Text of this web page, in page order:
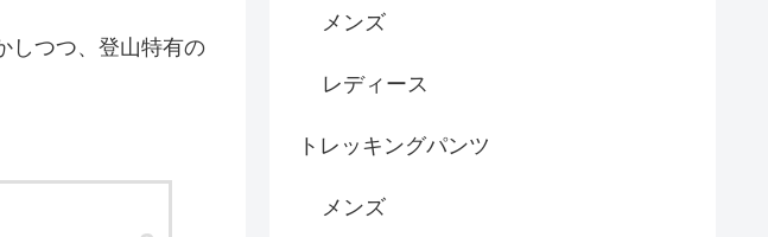
しつつ、登山特有の
メンズ
レディース
トレッキングパンツ
メンズ